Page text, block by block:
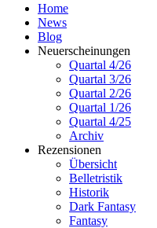
Home
News
Blog
Neuerscheinungen
Quartal 4/26
Quartal 3/26
Quartal 2/26
Quartal 1/26
Quartal 4/25
Archiv
Rezensionen
Übersicht
Belletristik
Historik
Dark Fantasy
Fantasy